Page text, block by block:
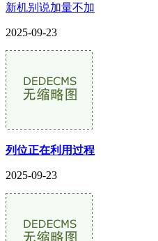
新机别说加量不加
2025-09-23
列位正在利用过程
2025-09-23